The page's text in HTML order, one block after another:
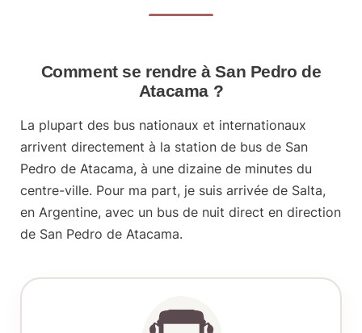
Comment se rendre à San Pedro de
Atacama ?
La plupart des bus nationaux et internationaux
arrivent directement à la station de bus de San
Pedro de Atacama, à une dizaine de minutes du
centre-ville. Pour ma part, je suis arrivée de Salta,
en Argentine, avec un bus de nuit direct en direction
de San Pedro de Atacama.